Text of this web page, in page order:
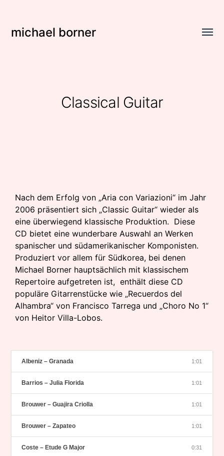
michael borner
Menü
Classical Guitar
Nach dem Erfolg von „Aria con Variazioni“ im Jahr
2006 präsentiert sich „Classic Guitar“ wieder als
eine überwiegend klassische Produktion. Diese
CD bietet eine wunderbare Auswahl an Werken
spanischer und südamerikanischer Komponisten.
Produziert vor allem für Südkorea, bei denen
Michael Borner hauptsächlich mit klassischem
Repertoire aufgetreten ist, enthält diese CD
populäre Gitarrenstücke wie „Recuerdos del
Alhambra“ von Francisco Tarrega und „Choro No 1“
von Heitor Villa-Lobos.
Albeniz – Granada 1:01
Barrios – Julia Florida 1:01
Brouwer – Guajira Criolla 1:01
Brouwer – Zapateo 1:01
Coste – Etude G Major 0:31